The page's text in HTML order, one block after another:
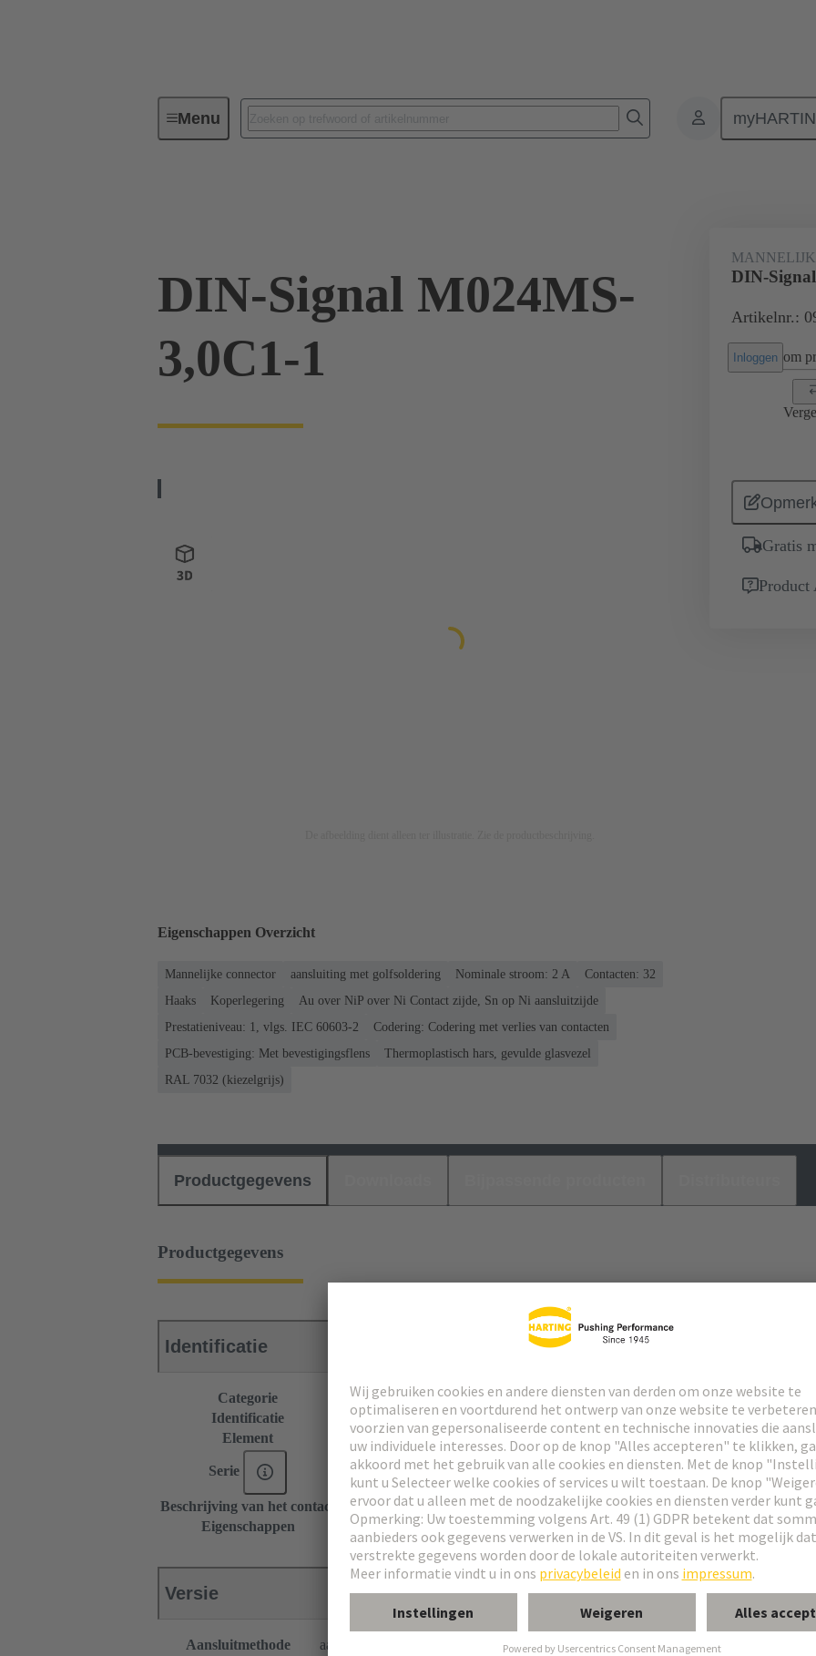
MenuConnectivity apparaat Printplaat-naar-printplaat connectoren Producten
DIN-Signal M024MS-
3,0C1-1
DIN-
Artikelnr.:
Inloggen om
Gratis
Product
Eigenschappen Overzicht
Mannelijke connector aansluiting met golfsoldering Nominale stroom: ‌2 A
Contacten: 32
Haaks
Koperlegering
Au over NiP over Ni Contact zijde, Sn op Ni aansluitzijde
Prestatieniveau: 1, vlgs. IEC 60603-2
Codering: Codering met verlies van contacten
PCB-bevestiging: Met bevestigingsflens
Thermoplastisch hars, gevulde glasvezel
RAL 7032 (kiezelgrijs)
Productgegevens
Productgegevens
Identificatie
Categorie
Connectors
Identificatie
Type M
Element
Mannelijke connector
Serie DIN 41612
Beschrijving van het contact
Haaks
Eigenschappen
Nominale stroom van speciale contacten: zie datablad van de geselecteerde
Versie
Aansluitmethode aansluiting met golfsoldering